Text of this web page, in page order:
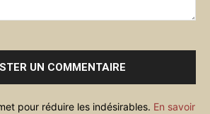
pour réduire les indésirables. En savoir